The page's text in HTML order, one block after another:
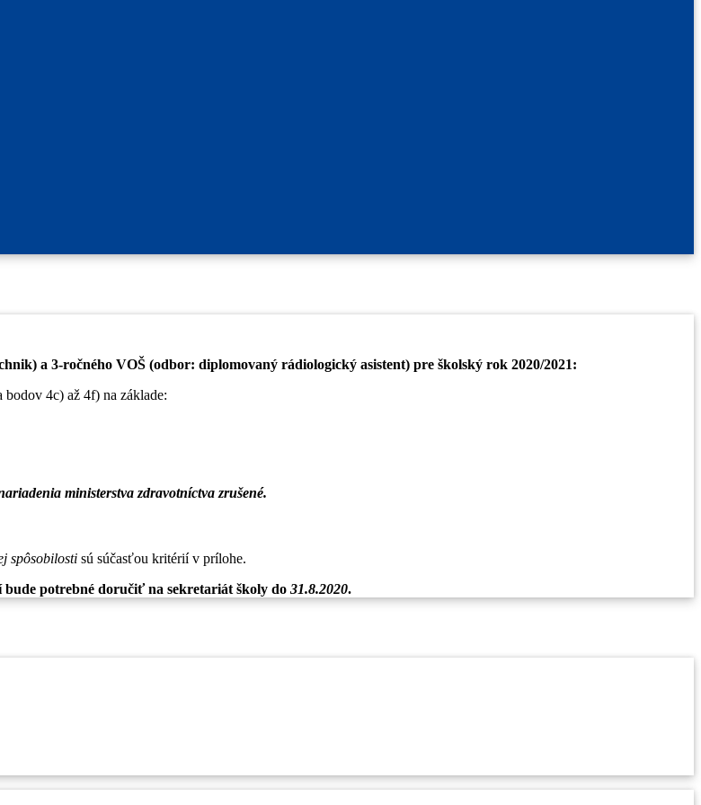
a 3-ročného VOŠ (odbor: diplomovaný rádiologický asistent) pre školský rok 2020/2021:
4c) až 4f) na základe:
ministerstva zdravotníctva zrušené.
spôsobilosti sú súčasťou kritérií v prílohe.
potrebné doručiť na sekretariát školy do 31.8.2020.